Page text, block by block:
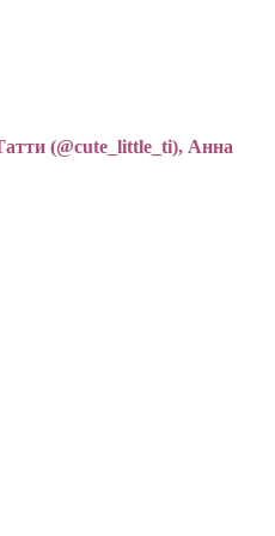
(@cute_little_ti), Анна